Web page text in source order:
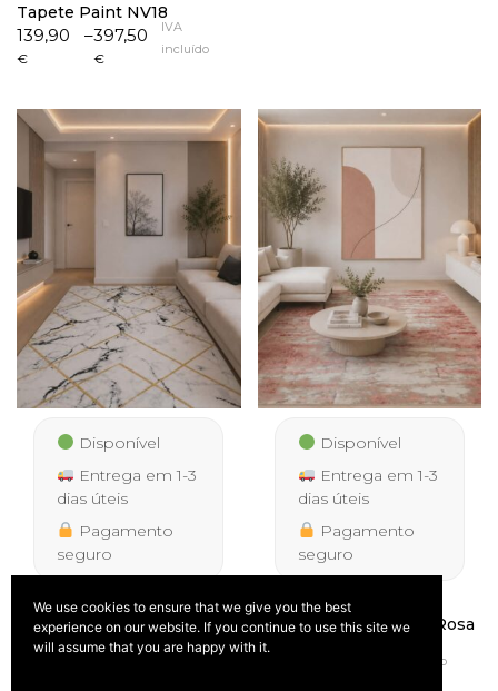
Tapete Paint NV18
139,90
€
–397,50
€
Price
range:
397,50 €
IVA
incluído
Disponível
Entrega em 1-3
dias úteis
Pagamento
seguro
Tapete Faro 4481 Preto
Ouro
Disponível
Entrega em 1-3
dias úteis
Pagamento
seguro
Tapete Palmera 9676 Rosa
39,50
Price
incluído
We use cookies to ensure that we give you the best
experience on our website. If you continue to use this site we
will assume that you are happy with it.